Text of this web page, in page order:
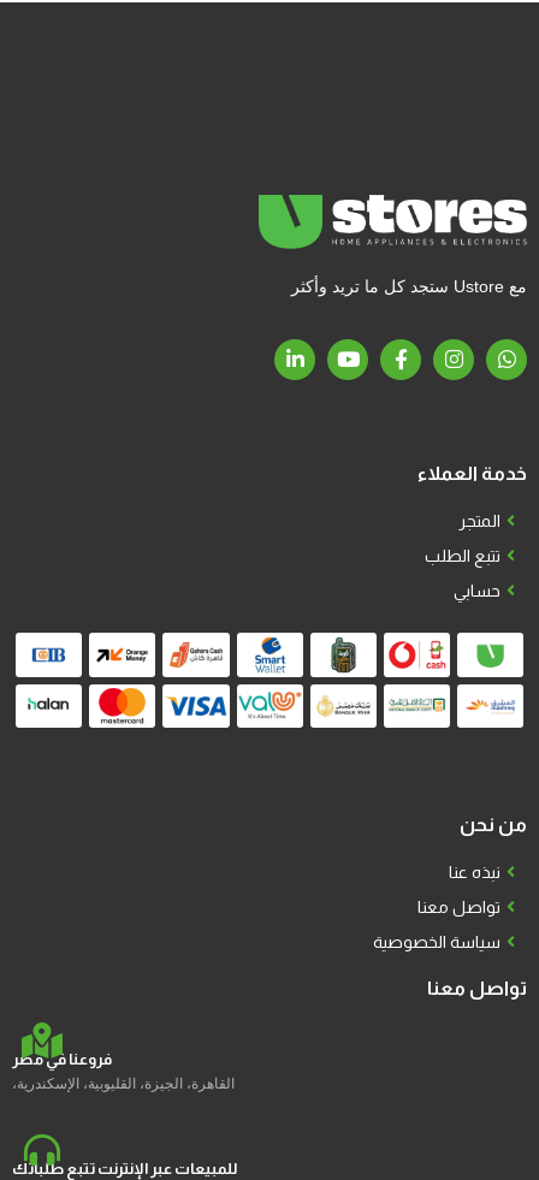
مع Ustore ستجد كل ما تريد وأكثر
خدمة العملاء
المتجر
تتبع الطلب
حسابي
من نحن
نبذه عنا
تواصل معنا
سياسة الخصوصية
تواصل معنا
فروعنا في مصر
القاهرة، الجيزة، القليوبية، الإسكندرية،
للمبيعات عبر الإنترنت تتبع طلباتك